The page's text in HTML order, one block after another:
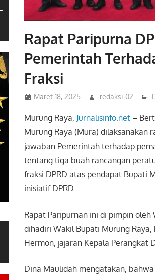
Rapat Paripurna
Pemerintah
Fraksi
Maret 18, 2025 redaksi 02
Murung Raya, Jurnalisinfo.net –
Murung Raya (Mura) dilaksanakan
jawaban Pemerintah terhadap
tentang tiga buah rancangan
fraksi DPRD atas pendapat Bupati
inisiatif DPRD.
Rapat Paripurnan ini di pimpin oleh
dihadiri Wakil Bupati Murung Raya,
Hermon, jajaran Kepala Perangkat
Dina Maulidah mengatakan,